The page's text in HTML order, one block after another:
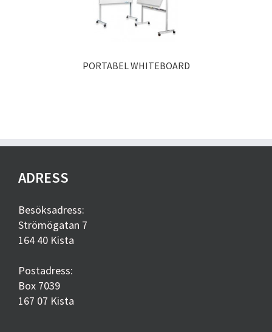
PORTABEL WHITEBOARD
ADRESS
Besöksadress:
Strömögatan 7
164 40 Kista
Postadress:
Box 7039
167 07 Kista